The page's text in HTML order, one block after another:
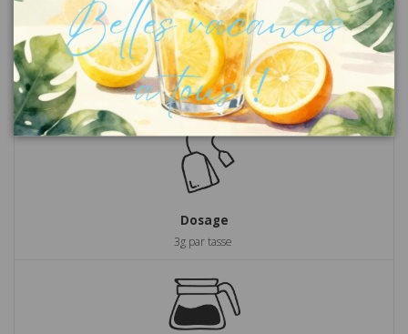
Temps d'infusion
2' à 5' minutes
Dosage
3g par tasse